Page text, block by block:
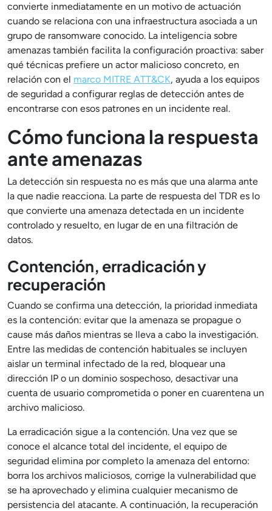
convierte inmediatamente en un motivo de actuación
cuando se relaciona con una infraestructura asociada a un
grupo de ransomware conocido. La inteligencia sobre
amenazas también facilita la configuración proactiva: saber
qué técnicas prefiere un actor malicioso concreto, en
relación con el marco MITRE ATT&CK, ayuda a los equipos
de seguridad a configurar reglas de detección antes de
encontrarse con esos patrones en un incidente real.
Cómo funciona la respuesta
ante amenazas
La detección sin respuesta no es más que una alarma ante
la que nadie reacciona. La parte de respuesta del TDR es lo
que convierte una amenaza detectada en un incidente
controlado y resuelto, en lugar de en una filtración de
datos.
Contención, erradicación y
recuperación
Cuando se confirma una detección, la prioridad inmediata
es la contención: evitar que la amenaza se propague o
cause más daños mientras se lleva a cabo la investigación.
Entre las medidas de contención habituales se incluyen
aislar un terminal infectado de la red, bloquear una
dirección IP o un dominio sospechoso, desactivar una
cuenta de usuario comprometida o poner en cuarentena un
archivo malicioso.
La erradicación sigue a la contención. Una vez que se
conoce el alcance total del incidente, el equipo de
seguridad elimina por completo la amenaza del entorno:
borra los archivos maliciosos, corrige la vulnerabilidad que
se ha aprovechado y elimina cualquier mecanismo de
persistencia del atacante. A continuación, la recuperación